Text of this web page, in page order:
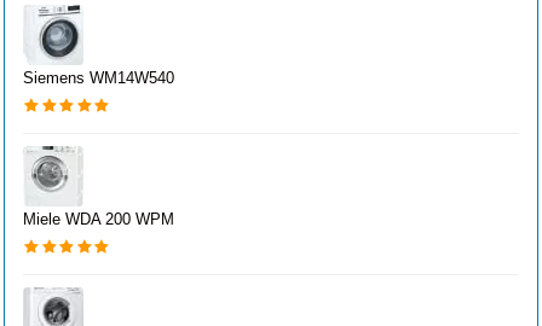
Siemens WM14W540
Miele WDA 200 WPM